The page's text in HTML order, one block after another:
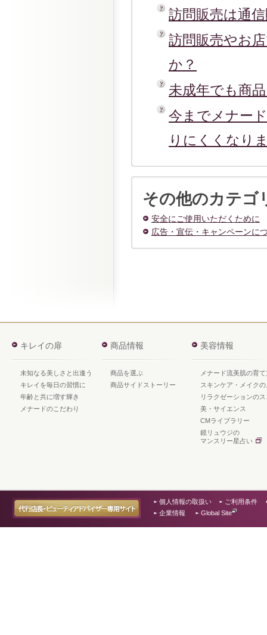
訪問販売は通
訪問販売やお
か？
未成年でも商
今までメナー
りにくくなり
その他のカテゴ
安全にご使用いただくために
広告・宣伝・キャンペーンに
キレイの扉
未知なる美しさと出逢う
キレイを毎日の習慣に
年齢と共に増す輝き
メナードのこだわり
商品情報
商品を選ぶ
商品サイドストーリー
美容情報
メナード流美肌の育て
スキンケア・メイク
リラクゼーションの
美・サイエンス
CMライブラリー
鏡リュウジの
マンスリー星占い
個人情報の取扱い
ご利用条件
企業情報
Global Site